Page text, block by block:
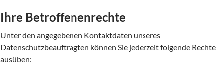
Ihre Betroffenenrechte
Unter den angegebenen Kontaktdaten unseres
Datenschutzbeauftragten können Sie jederzeit folgende Rechte
ausüben: